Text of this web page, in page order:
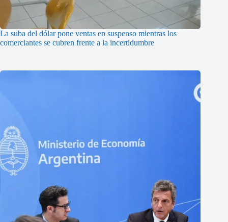
La suba del dólar pone ventas en suspenso mientras los
comerciantes se cubren frente a la incertidumbre